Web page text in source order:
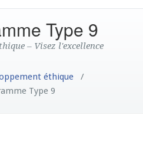
Type 9
– Visez l'excellence
éthique/
Type 9